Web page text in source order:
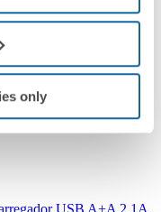
only
USB A+A 2,1A